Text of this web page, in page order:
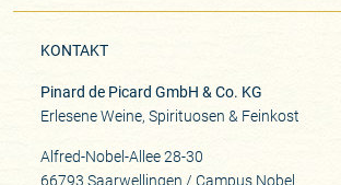
KONTAKT
Pinard de Picard GmbH & Co. KG
Erlesene Weine, Spirituosen & Feinkost
Alfred-Nobel-Allee 28-30
66793 Saarwellingen / Campus Nobel